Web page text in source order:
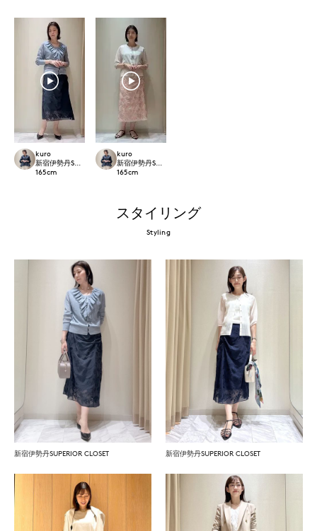
kuro
新宿伊勢丹SUPERIOR CLOSET
165cm
kuro
新宿伊勢丹SUPERIOR CLOSET
165cm
スタイリング
Styling
新宿伊勢丹SUPERIOR CLOSET 新宿伊勢丹SUPERIOR CLOSET